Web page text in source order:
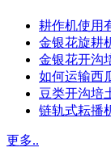
耕作机使用
金银花旋耕
金银花开沟
如何运输西
豆类开沟培
链轨式耘播
更多..